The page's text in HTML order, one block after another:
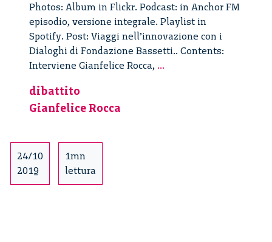
Photos: Album in Flickr. Podcast: in Anchor FM
episodio, versione integrale. Playlist in
Spotify. Post: Viaggi nell’innovazione con i
Dialoghi di Fondazione Bassetti.. Contents:
Interviene Gianfelice Rocca, ...
dibattito
Gianfelice Rocca
24/10
2019
1mn
lettura